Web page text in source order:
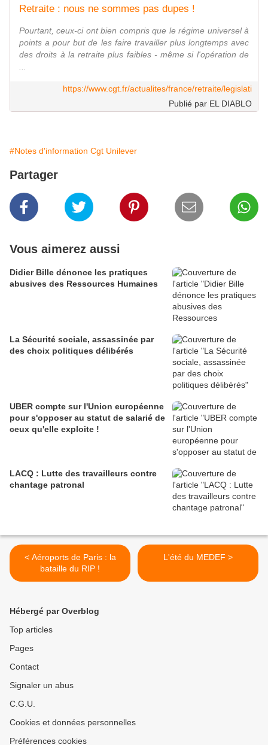
Retraite : nous ne sommes pas dupes !
Pourtant, ceux-ci ont bien compris que le régime universel à
points a pour but de les faire travailler plus longtemps avec
des droits à la retraite plus faibles - même si l'opération de
https://www.cgt.fr/actualites/france/retraite/legislati
Publié par EL DIABLO
#Notes d'information Cgt Unilever
Partager
Vous aimerez aussi
Didier Bille dénonce les pratiques
abusives des Ressources Humaines
La Sécurité sociale, assassinée par
des choix politiques délibérés
UBER compte sur l'Union européenne
pour s'opposer au statut de salarié de
ceux qu'elle exploite !
LACQ : Lutte des travailleurs contre
chantage patronal
< Aéroports de Paris : la
bataille du RIP !
L'été du MEDEF >
Hébergé par Overblog
Top articles
Pages
Contact
Signaler un abus
C.G.U.
Cookies et données personnelles
Préférences cookies